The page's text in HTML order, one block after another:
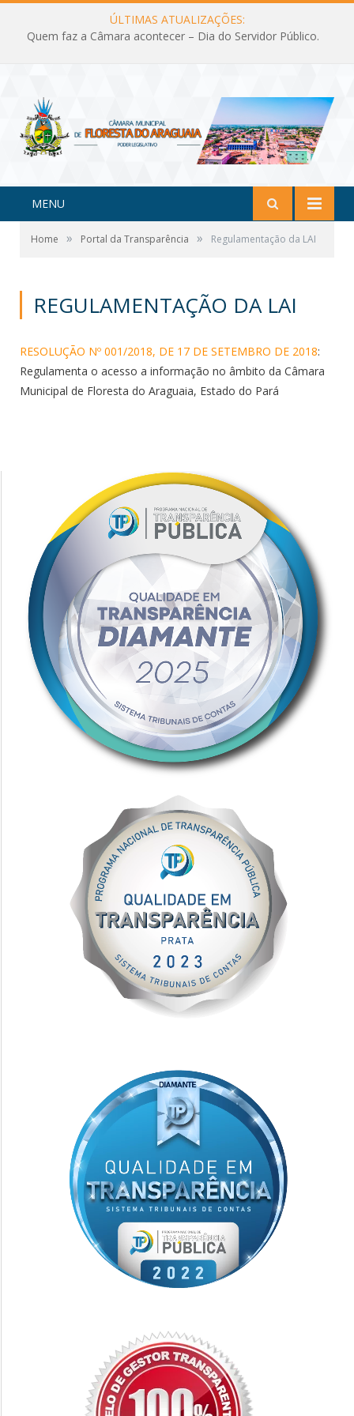
ÚLTIMAS ATUALIZAÇÕES:
Quem faz a Câmara acontecer – Dia do Servidor Público.
MENU
Home » Portal da Transparência » Regulamentação da LAI
REGULAMENTAÇÃO DA LAI
RESOLUÇÃO Nº 001/2018, DE 17 DE SETEMBRO DE 2018:
Regulamenta o acesso a informação no âmbito da Câmara
Municipal de Floresta do Araguaia, Estado do Pará